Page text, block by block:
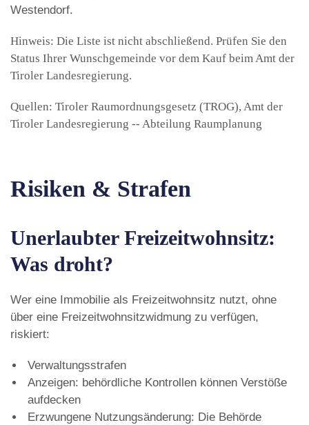
Westendorf.
Hinweis: Die Liste ist nicht abschließend. Prüfen Sie den
Status Ihrer Wunschgemeinde vor dem Kauf beim Amt der
Tiroler Landesregierung.
Quellen: Tiroler Raumordnungsgesetz (TROG), Amt der
Tiroler Landesregierung -- Abteilung Raumplanung
Risiken & Strafen
Unerlaubter Freizeitwohnsitz:
Was droht?
Wer eine Immobilie als Freizeitwohnsitz nutzt, ohne
über eine Freizeitwohnsitzwidmung zu verfügen,
riskiert:
Verwaltungsstrafen
Anzeigen: behördliche Kontrollen können Verstöße
aufdecken
Erzwungene Nutzungsänderung: Die Behörde